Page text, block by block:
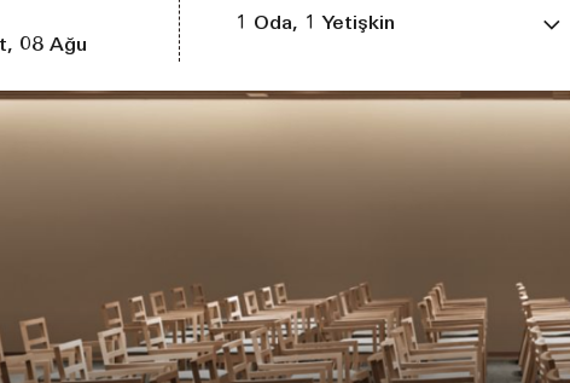
08 Ağu
1 Oda, 1 Yetişkin